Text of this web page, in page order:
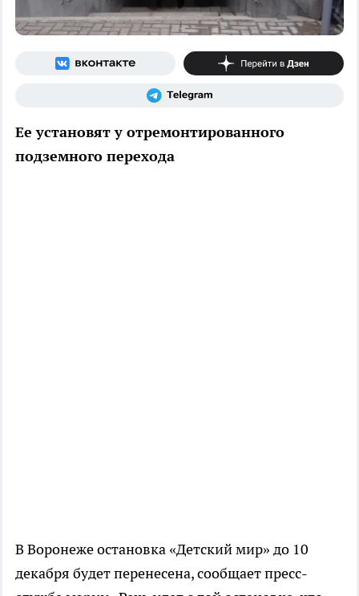
Ее установят у отремонтированного
подземного перехода
В Воронеже остановка «Детский мир» до 10
декабря будет перенесена, сообщает пресс-